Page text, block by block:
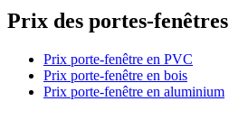
Prix des portes-fenêtres
Prix porte-fenêtre en PVC
Prix porte-fenêtre en bois
Prix porte-fenêtre en aluminium